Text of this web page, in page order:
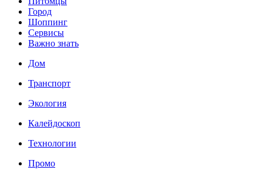
Город
Шоппинг
Сервисы
Важно знать
Дом
Транспорт
Экология
Калейдоскоп
Технологии
Промо